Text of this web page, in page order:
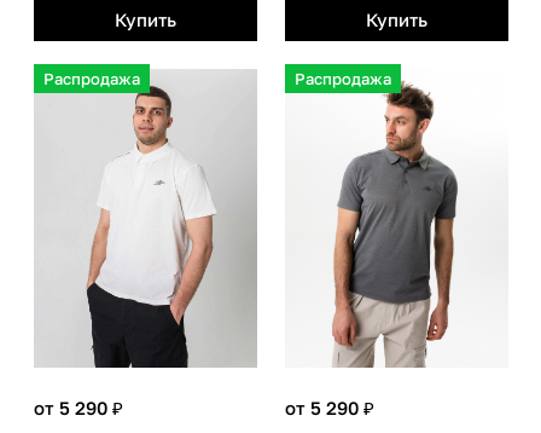
Купить Купить
Распродажа
от 5 290 ₽
Распродажа
от 5 290 ₽